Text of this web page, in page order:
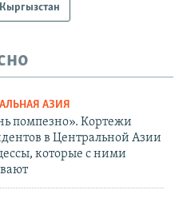
АЗИЯ
помпезно». Кортежи
в Центральной Азии
которые с ними